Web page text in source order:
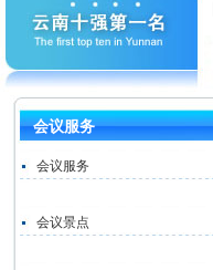
会议服务
会议服务
会议景点